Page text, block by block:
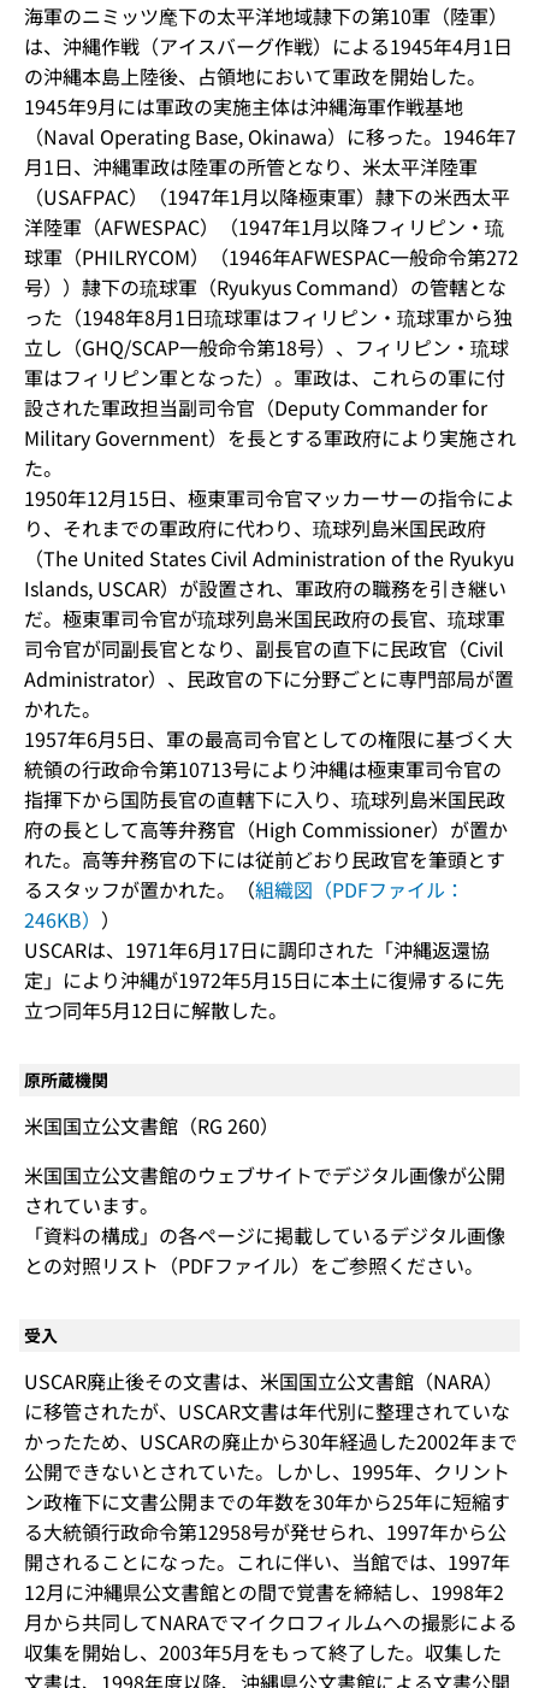
海軍のニミッツ麾下の太平洋地域隷下の第10軍（陸軍）
は、沖縄作戦（アイスバーグ作戦）による1945年4月1日
の沖縄本島上陸後、占領地において軍政を開始した。
1945年9月には軍政の実施主体は沖縄海軍作戦基地
（Naval Operating Base, Okinawa）に移った。1946年7
月1日、沖縄軍政は陸軍の所管となり、米太平洋陸軍
（USAFPAC）（1947年1月以降極東軍）隷下の米西太平
洋陸軍（AFWESPAC）（1947年1月以降フィリピン・琉
球軍（PHILRYCOM）（1946年AFWESPAC一般命令第272
号））隷下の琉球軍（Ryukyus Command）の管轄とな
った（1948年8月1日琉球軍はフィリピン・琉球軍から独
立し（GHQ/SCAP一般命令第18号）、フィリピン・琉球
軍はフィリピン軍となった）。軍政は、これらの軍に付
設された軍政担当副司令官（Deputy Commander for
Military Government）を長とする軍政府により実施され
た。
1950年12月15日、極東軍司令官マッカーサーの指令によ
り、それまでの軍政府に代わり、琉球列島米国民政府
（The United States Civil Administration of the Ryukyu
Islands, USCAR）が設置され、軍政府の職務を引き継い
だ。極東軍司令官が琉球列島米国民政府の長官、琉球軍
司令官が同副長官となり、副長官の直下に民政官（Civil
Administrator）、民政官の下に分野ごとに専門部局が置
かれた。
1957年6月5日、軍の最高司令官としての権限に基づく大
統領の行政命令第10713号により沖縄は極東軍司令官の
指揮下から国防長官の直轄下に入り、琉球列島米国民政
府の長として高等弁務官（High Commissioner）が置か
れた。高等弁務官の下には従前どおり民政官を筆頭とす
るスタッフが置かれた。（組織図（PDFファイル：
246KB） ）
USCARは、1971年6月17日に調印された「沖縄返還協
定」により沖縄が1972年5月15日に本土に復帰するに先
立つ同年5月12日に解散した。
原所蔵機関
米国国立公文書館（RG 260）
米国国立公文書館のウェブサイトでデジタル画像が公開
されています。
「資料の構成」の各ページに掲載しているデジタル画像
との対照リスト（PDFファイル）をご参照ください。
受入
USCAR廃止後その文書は、米国国立公文書館（NARA）
に移管されたが、USCAR文書は年代別に整理されていな
かったため、USCARの廃止から30年経過した2002年まで
公開できないとされていた。しかし、1995年、クリント
ン政権下に文書公開までの年数を30年から25年に短縮す
る大統領行政命令第12958号が発せられ、1997年から公
開されることになった。これに伴い、当館では、1997年
12月に沖縄県公文書館との間で覚書を締結し、1998年2
月から共同してNARAでマイクロフィルムへの撮影による
収集を開始し、2003年5月をもって終了した。収集した
文書は、1998年度以降、沖縄県公文書館による文書公開